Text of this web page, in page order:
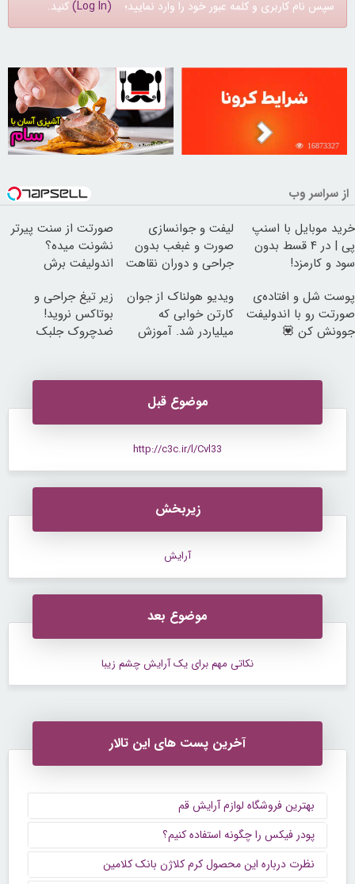
سپس نام کاربری و کلمه عبور خود را وارد نمایید؛ (Log In) کنید.
16873327
30260122
از سراسر وب
خرید موبایل با اسنپ
پی | در ۴ قسط بدون
سود و کارمزد!
لیفت و جوانسازی
صورت و غبغب بدون
جراحی و دوران نقاهت
صورتت از سنت پیرتر
نشونت میده؟
اندولیفت برش
پوست شل و افتاده‌ی
صورتت رو با اندولیفت
جوونش کن 💟
ویدیو هولناک از جوان
کارتن خوابی که
میلیاردر شد. آموزش
زیر تیغ جراحی و
بوتاکس نروید!
ضدچروک جلبک
موضوع قبل
http://c3c.ir/l/Cvl33
زیربخش
آرایش
موضوع بعد
نکاتی مهم برای یک آرایش چشم زیبا
آخرین پست های این تالار
بهترین فروشگاه لوازم آرایش قم
پودر فیکس را چگونه استفاده کنیم؟
نظرت درباره این محصول کرم کلاژن بانک کلامین